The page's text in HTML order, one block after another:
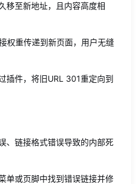
移至新地址，且内容高度相
权重传递到新页面，用户无缝
插件，将旧URL 301重定向到
、链接格式错误导致的内部死
单或页脚中找到错误链接并修